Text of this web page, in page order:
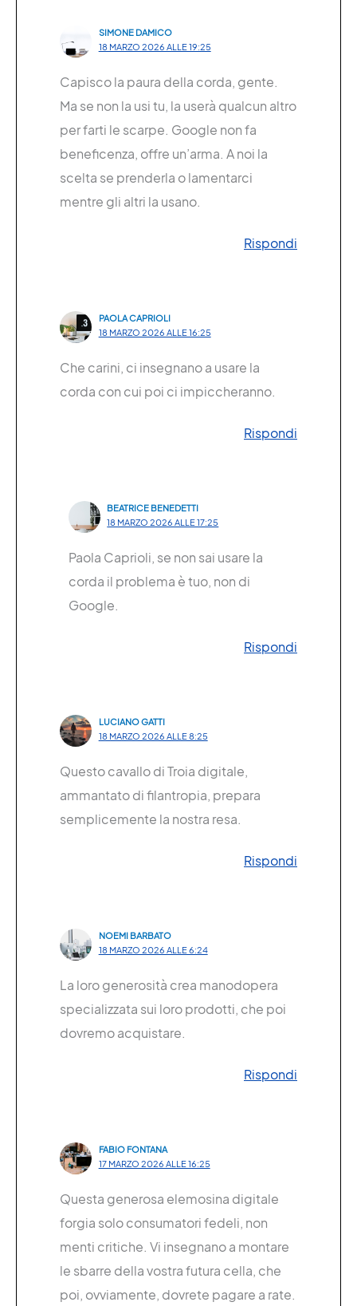
SIMONE DAMICO
18 MARZO 2026 ALLE 19:25
Capisco la paura della corda, gente.
Ma se non la usi tu, la userà qualcun altro
per farti le scarpe. Google non fa
beneficenza, offre un’arma. A noi la
scelta se prenderla o lamentarci
mentre gli altri la usano.
Rispondi
PAOLA CAPRIOLI
18 MARZO 2026 ALLE 16:25
Che carini, ci insegnano a usare la
corda con cui poi ci impiccheranno.
Rispondi
BEATRICE BENEDETTI
18 MARZO 2026 ALLE 17:25
Paola Caprioli, se non sai usare la
corda il problema è tuo, non di
Google.
Rispondi
LUCIANO GATTI
18 MARZO 2026 ALLE 8:25
Questo cavallo di Troia digitale,
ammantato di filantropia, prepara
semplicemente la nostra resa.
Rispondi
NOEMI BARBATO
18 MARZO 2026 ALLE 6:24
La loro generosità crea manodopera
specializzata sui loro prodotti, che poi
dovremo acquistare.
Rispondi
FABIO FONTANA
17 MARZO 2026 ALLE 16:25
Questa generosa elemosina digitale
forgia solo consumatori fedeli, non
menti critiche. Vi insegnano a montare
le sbarre della vostra futura cella, che
poi, ovviamente, dovrete pagare a rate.